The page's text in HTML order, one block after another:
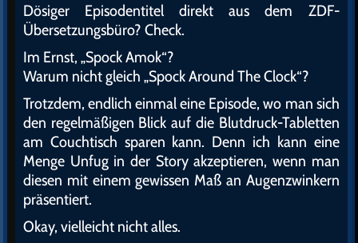
Dösiger Episodentitel direkt aus dem ZDF-
Übersetzungsbüro? Check.
Im Ernst, „Spock Amok“?
Warum nicht gleich „Spock Around The Clock“?
Trotzdem, endlich einmal eine Episode, wo man sich
den regelmäßigen Blick auf die Blutdruck-Tabletten
am Couchtisch sparen kann. Denn ich kann eine
Menge Unfug in der Story akzeptieren, wenn man
diesen mit einem gewissen Maß an Augenzwinkern
präsentiert.
Okay, vielleicht nicht alles.